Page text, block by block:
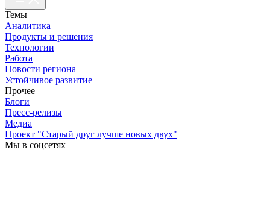
Темы
Аналитика
Продукты и решения
Технологии
Работа
Новости региона
Устойчивое развитие
Прочее
Блоги
Пресс-релизы
Медиа
Проект "Старый друг лучше новых двух"
Мы в соцсетях